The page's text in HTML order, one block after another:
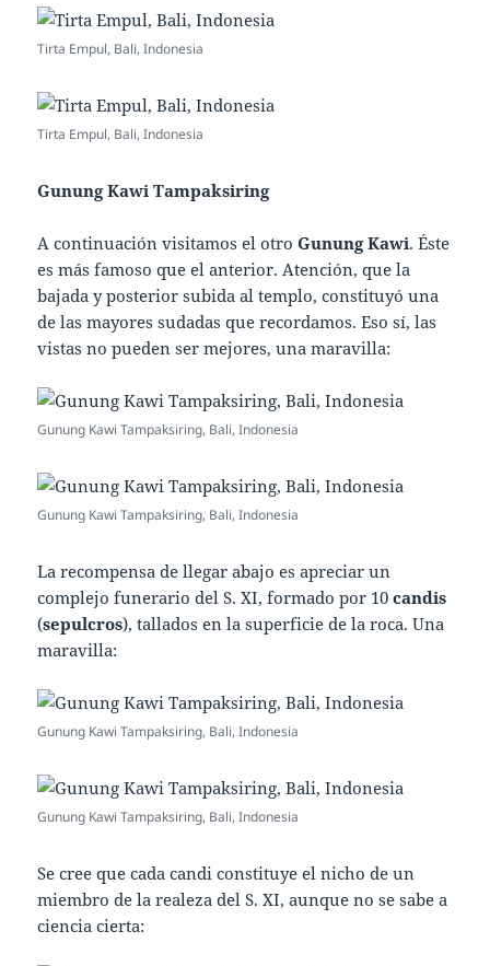
Tirta Empul, Bali, Indonesia
Tirta Empul, Bali, Indonesia
Gunung Kawi Tampaksiring
A continuación visitamos el otroGunung Kawi. Éste
es más famoso que el anterior. Atención, que la
bajada y posterior subida al templo, constituyó una
de las mayores sudadas que recordamos. Eso sí, las
vistas no pueden ser mejores, una maravilla:
Gunung Kawi Tampaksiring, Bali, Indonesia
Gunung Kawi Tampaksiring, Bali, Indonesia
La recompensa de llegar abajo es apreciar un
complejo funerario del S. XI, formado por 10candis
(sepulcros), tallados en la superficie de la roca. Una
maravilla:
Gunung Kawi Tampaksiring, Bali, Indonesia
Gunung Kawi Tampaksiring, Bali, Indonesia
Se cree que cada candi constituye el nicho de un
miembro de la realeza del S. XI, aunque no se sabe a
ciencia cierta: